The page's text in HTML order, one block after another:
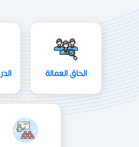
الحاق العمالة